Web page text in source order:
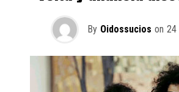
By Oidossucios on 24